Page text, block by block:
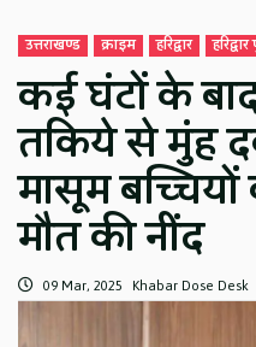
उत्तराखण्ड क्राइम हरिद्वार
कई घंटों के
तकिये से मुंह
मासूम
मौत की नींद
09 Mar, 2025 Khabar Dose Desk